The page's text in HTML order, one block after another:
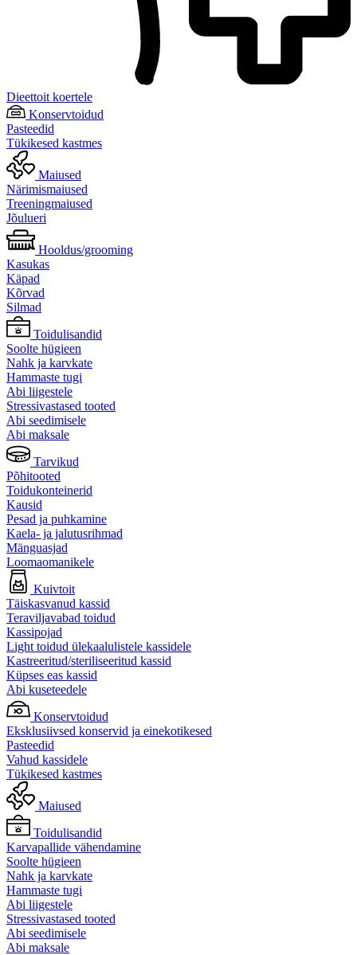
Dieettoit koertele
Konservtoidud
Pasteedid
Tükikesed kastmes
Maiused
Närimismaiused
Treeningmaiused
Jõulueri
Hooldus/grooming
Kasukas
Käpad
Kõrvad
Silmad
Toidulisandid
Soolte hügieen
Nahk ja karvkate
Hammaste tugi
Abi liigestele
Stressivastased tooted
Abi seedimisele
Abi maksale
Tarvikud
Põhitooted
Toidukonteinerid
Kausid
Pesad ja puhkamine
Kaela- ja jalutusrihmad
Mänguasjad
Loomaomanikele
Kuivtoit
Täiskasvanud kassid
Teraviljavabad toidud
Kassipojad
Light toidud ülekaalulistele kassidele
Kastreeritud/steriliseeritud kassid
Küpses eas kassid
Abi kuseteedele
Konservtoidud
Eksklusiivsed konservid ja einekotikesed
Pasteedid
Vahud kassidele
Tükikesed kastmes
Maiused
Toidulisandid
Karvapallide vähendamine
Soolte hügieen
Nahk ja karvkate
Hammaste tugi
Abi liigestele
Stressivastased tooted
Abi seedimisele
Abi maksale